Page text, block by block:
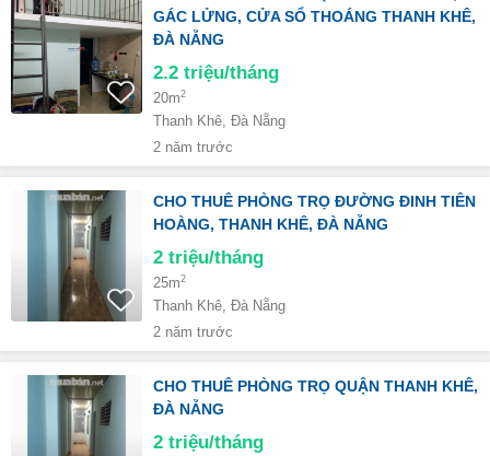
GÁC LỬNG, CỬA SỔ THOÁNG THANH KHÊ,
ĐÀ NẴNG
2.2 triệu/tháng
20m2
Thanh Khê, Đà Nẵng
2 năm trước
CHO THUÊ PHÒNG TRỌ ĐƯỜNG ĐINH TIÊN
HOÀNG, THANH KHÊ, ĐÀ NẴNG
2 triệu/tháng
25m2
Thanh Khê, Đà Nẵng
2 năm trước
CHO THUÊ PHÒNG TRỌ QUẬN THANH KHÊ,
ĐÀ NẴNG
2 triệu/tháng